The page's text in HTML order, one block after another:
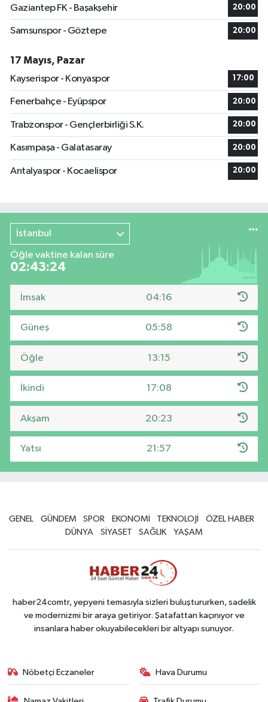
Gaziantep FK - Başakşehir 20:00
Samsunspor - Göztepe 20:00
17 Mayıs, Pazar
Kayserispor - Konyaspor
17:00
Fenerbahçe - Eyüpspor 20:00
Trabzonspor - Gençlerbirliği S.K. 20:00
Kasımpaşa - Galatasaray 20:00
Antalyaspor - Kocaelispor 20:00
İstanbul
Öğle vaktine kalan süre
02:43:24
İmsak 04:16
Güneş 05:58
Öğle 13:15
İkindi 17:08
Akşam 20:23
Yatsı 21:57
GENEL GÜNDEM SPOR EKONOMİ TEKNOLOJİ
ÖZEL HABER
DÜNYA
SİYASET SAĞLIK YAŞAM
haber24comtr, yepyeni temasıyla sizleri buluştururken, sadelik
ve modernizmi bir araya getiriyor. Şatafattan kaçınıyor ve
insanlara haber okuyabilecekleri bir altyapı sunuyor.
Nöbetçi Eczaneler Hava Durumu